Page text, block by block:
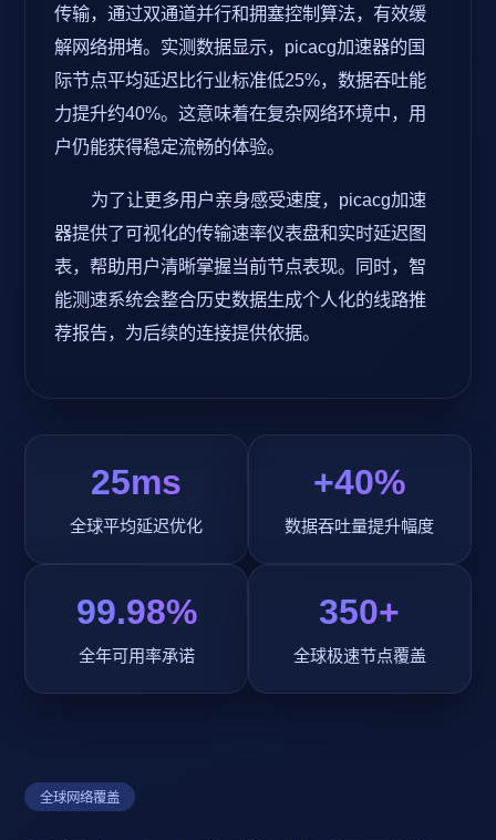
传输，通过双通道并行和拥塞控制算法，有效缓
解网络拥堵。实测数据显示，picacg加速器的国
际节点平均延迟比行业标准低25%，数据吞吐能
力提升约40%。这意味着在复杂网络环境中，用
户仍能获得稳定流畅的体验。
为了让更多用户亲身感受速度，picacg加速
器提供了可视化的传输速率仪表盘和实时延迟图
表，帮助用户清晰掌握当前节点表现。同时，智
能测速系统会整合历史数据生成个人化的线路推
荐报告，为后续的连接提供依据。
25ms
全球平均延迟优化
+40%
数据吞吐量提升幅度
99.98%
全年可用率承诺
350+
全球极速节点覆盖
全球网络覆盖